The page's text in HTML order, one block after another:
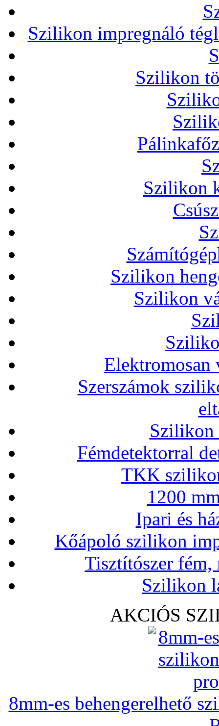
Szilikon impregnáló
Szilikon
Szilikon
Szilikon
Szilikon
Elektromosan
Szerszámok
Szilikon
Fémdetektorral
TKK
1200
Ipari és
Kőápoló szilikon
Tisztítószer
Szilikon
AKCIÓS
8mm-es behengerelhető